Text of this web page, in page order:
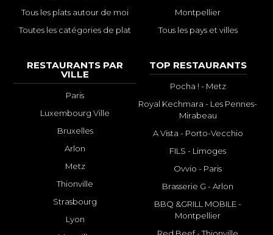
Tous les plats autour de moi
Toutes les catégories de plat
Montpellier
Tous les pays et villes
RESTAURANTS PAR
VILLE
Paris
Luxembourg Ville
Bruxelles
Arlon
Metz
Thionville
Strasbourg
Lyon
TOP RESTAURANTS
Pocha ! - Metz
Royal Kechmara - Les Pennes-
Mirabeau
A Vista - Porto-Vecchio
FILS - Limoges
Ovvio - Paris
Brasserie G - Arlon
BBQ &GRILL MOBILE -
Montpellier